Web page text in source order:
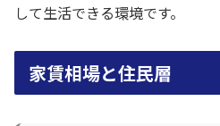
して生活できる環境です。
家賃相場と住民層